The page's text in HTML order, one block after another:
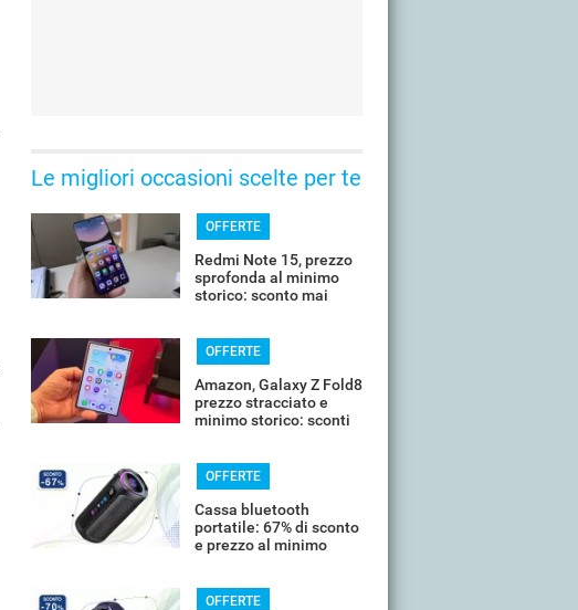
Le migliori occasioni scelte per te
OFFERTE
Redmi Note 15, prezzo
sprofonda al minimo
storico: sconto mai
OFFERTE
Amazon, Galaxy Z Fold8
prezzo stracciato e
minimo storico: sconti
OFFERTE
Cassa bluetooth
portatile: 67% di sconto
e prezzo al minimo
OFFERTE